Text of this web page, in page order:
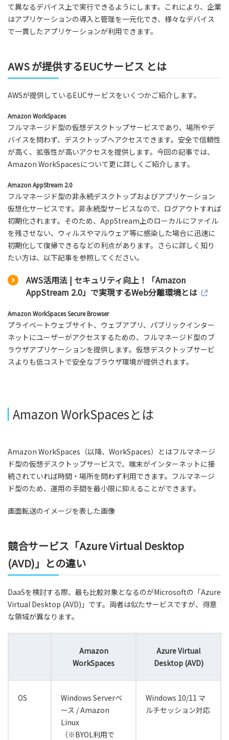
て異なるデバイス上で実行できるようにします。これにより、企業
はアプリケーションの導入と管理を一元化でき、様々なデバイス
で一貫したアプリケーションが利用できます。
AWS が提供するEUCサービス とは
AWSが提供しているEUCサービスをいくつかご紹介します。
Amazon WorkSpaces
フルマネージド型の仮想デスクトップサービスであり、場所やデ
バイスを問わず、デスクトップへアクセスできます。安全で信頼性
が高く、拡張性が高いアクセスを提供します。今回の記事では、
Amazon WorkSpacesについて更に詳しくご紹介します。
Amazon AppStream 2.0
フルマネージド型の非永続デスクトップおよびアプリケーション
仮想化サービスです。非永続型サービスなので、ログアウトすれば
初期化されます。そのため、AppStream上のローカルにファイル
を残させない、ウィルスやマルウェア等に感染した場合に迅速に
初期化して復帰できるなどの利点があります。さらに詳しく知り
たい方は、以下記事を参照してください。
AWS活用法 | セキュリティ向上！「Amazon
AppStream 2.0」で実現するWeb分離環境とは
Amazon WorkSpaces Secure Browser
プライベートウェブサイト、ウェブアプリ、パブリックインター
ネットにユーザーがアクセスするための、フルマネージド型のブ
ラウザアプリケーションを提供します。仮想デスクトップサービ
スよりも低コストで安全なブラウザ環境が提供されます。
Amazon WorkSpacesとは
Amazon WorkSpaces（以降、WorkSpaces）とはフルマネージ
ド型の仮想デスクトップサービスで、端末がインターネットに接
続されていれば時間・場所を問わず利用できます。フルマネージ
ド型のため、運用の手間を最小限に抑えることができます。
画面転送のイメージを表した画像
競合サービス「Azure Virtual Desktop
(AVD)」との違い
DaaSを検討する際、最も比較対象となるのがMicrosoftの「Azure
Virtual Desktop (AVD)」です。両者は似たサービスですが、得意
な領域が異なります。
Amazon
WorkSpaces
Azure Virtual
Desktop (AVD)
OS
Windows Serverベ
ース / Amazon
Linux
（※BYOL利用で
Windows 10/11 マ
ルチセッション対応